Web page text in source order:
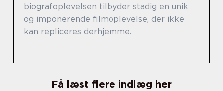
biografoplevelsen tilbyder stadig en unik
og imponerende filmoplevelse, der ikke
kan repliceres derhjemme.
Få læst flere indlæg her